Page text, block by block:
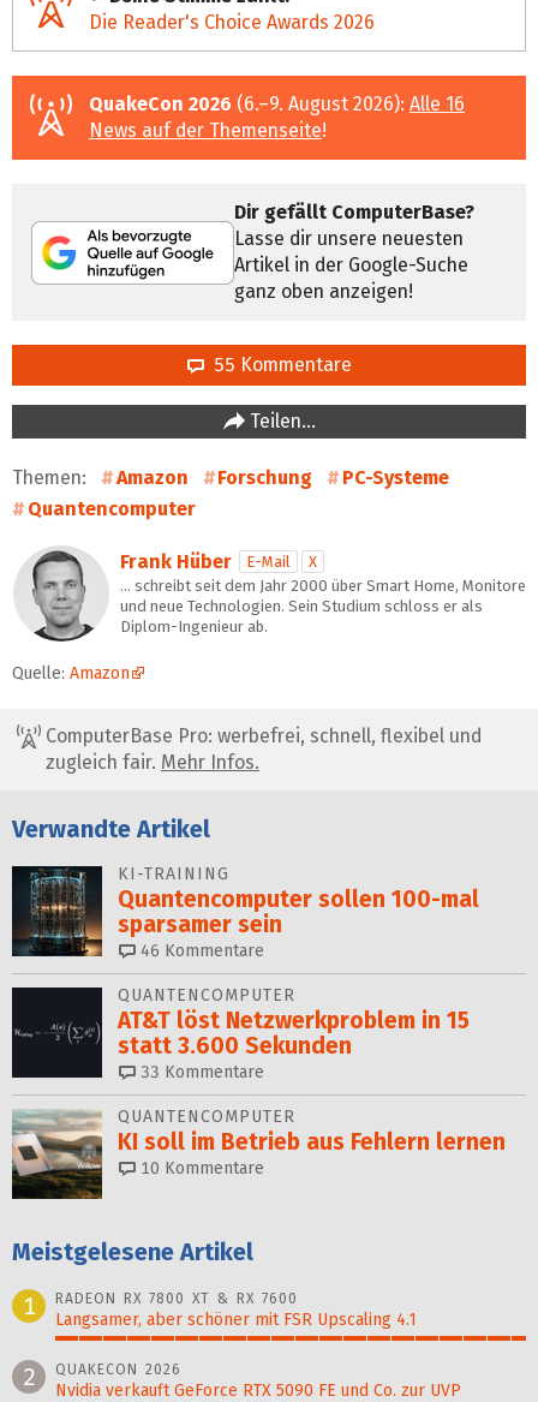
Die Reader's Choice Awards 2026
QuakeCon 2026 (6.–9. August 2026): Alle 16
News auf der Themenseite!
Dir gefällt ComputerBase?
Lasse dir unsere neuesten
Artikel in der Google-Suche
ganz oben anzeigen!
55 Kommentare
Teilen…
Themen: Amazon Forschung
PC-Systeme
Quantencomputer
Frank Hüber E-Mail
X
… schreibt seit dem Jahr 2000 über Smart Home, Monitore
und neue Technologien. Sein Studium schloss er als
Diplom-Ingenieur ab.
Quelle: Amazon
ComputerBase Pro: werbefrei, schnell, flexibel und
zugleich fair. Mehr Infos.
Verwandte Artikel
KI-TRAINING
Quantencomputer sollen 100-mal
sparsamer sein
46 Kommentare
QUANTENCOMPUTER
AT&T löst Netzwerkproblem in 15
statt 3.600 Sekunden
33 Kommentare
QUANTENCOMPUTER
KI soll im Betrieb aus Fehlern lernen
10 Kommentare
Meistgelesene Artikel
1
RADEON RX 7800 XT & RX 7600
Langsamer, aber schöner mit FSR Upscaling 4.1
100%
2 QUAKECON 2026
Nvidia verkauft GeForce RTX 5090 FE und Co. zur UVP